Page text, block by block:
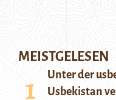
MEISTGELESEN
Unter der
Usbekistan